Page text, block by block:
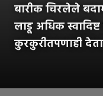
बारीक चिरलेले
लाडू अधिक
कुरकुरीतपणाही